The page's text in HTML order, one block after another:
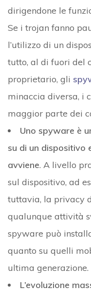
dirigendone le
Se i trojan fanno
l’utilizzo di un
tutto, al di fuori del
proprietario, gli
minaccia diversa, i
maggior parte dei
Uno spyware è
su di un dispositivo
avviene. A livello
sul dispositivo, ad
tuttavia, la privacy
qualunque attività
spyware può
quanto su quelli
ultima generazione.
L’evoluzione